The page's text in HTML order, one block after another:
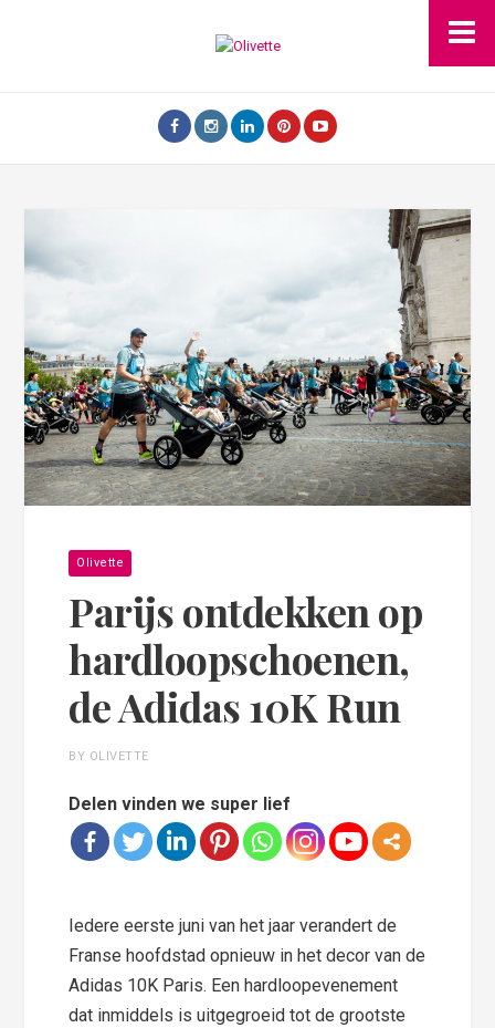
Olivette
Parijs ontdekken op
hardloopschoenen,
de Adidas 10K Run
BY OLIVETTE
Delen vinden we super lief
Iedere eerste juni van het jaar verandert de
Franse hoofdstad opnieuw in het decor van de
Adidas 10K Paris. Een hardloopevenement
dat inmiddels is uitgegroeid tot de grootste